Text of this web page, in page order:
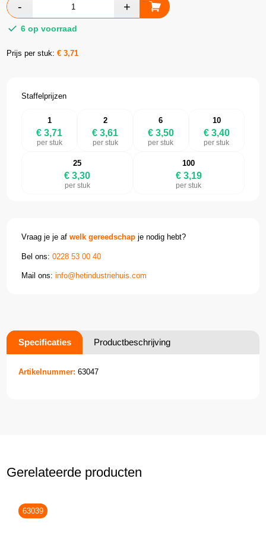
6 op voorraad
Prijs per stuk:€3,71
Staffelprijzen
1
€ 3,71
per stuk
2
€ 3,61
per stuk
6
€ 3,50
per stuk
10
€ 3,40
per stuk
25
€ 3,30
per stuk
100
€ 3,19
per stuk
Vraag je je afwelk gereedschap je nodig hebt?
Bel ons:0228 53 00 40
Mail ons:info@hetindustriehuis.com
Specificaties Productbeschrijving
Artikelnummer: 63047
Gerelateerde producten
63039